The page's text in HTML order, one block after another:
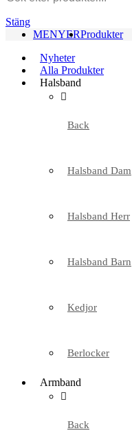
Stäng
MENYERProdukter
Nyheter
Alla Produkter
Halsband
Back
Halsband Dam
Halsband Herr
Halsband Barn
Kedjor
Berlocker
Armband
Back